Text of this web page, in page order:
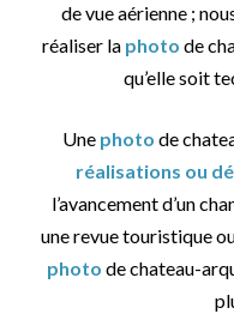
de vue aérienne ;
réaliser la photo de
qu’elle soit
Une photo de
réalisations ou
l’avancement d’un
une revue touristique
photo de chateau-